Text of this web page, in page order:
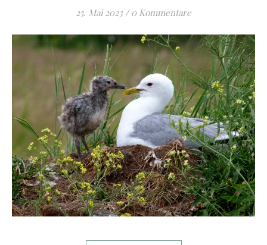
25. Mai 2023 / 0 Kommentare